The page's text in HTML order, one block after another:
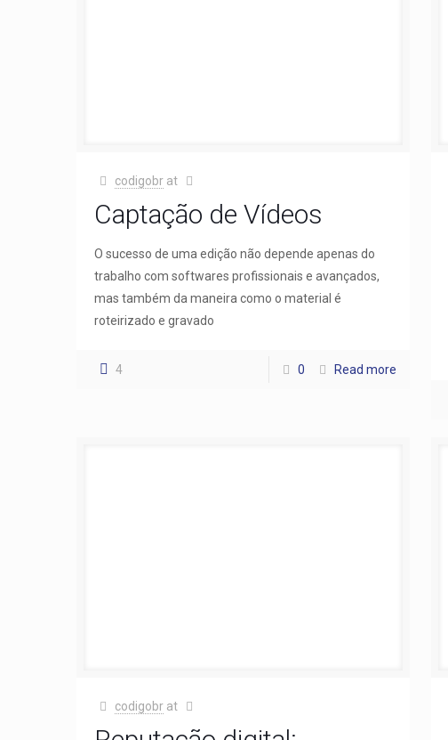
codigobr at
Captação de Vídeos
O sucesso de uma edição não depende apenas do
trabalho com softwares profissionais e avançados,
mas também da maneira como o material é
roteirizado e gravado
4 0 Read more
codigobr at